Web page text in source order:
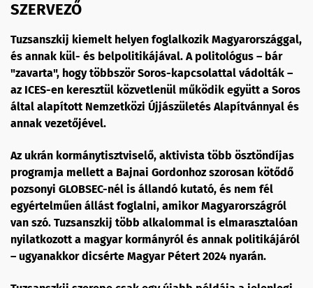
SZERVEZŐ
Tuzsanszkij kiemelt helyen foglalkozik Magyarországgal,
és annak kül- és belpolitikájával. A politológus – bár
"zavarta", hogy többször Soros-kapcsolattal vádolták –
az ICES-en keresztül közvetlenül működik együtt a Soros
által alapított Nemzetközi Újjászületés Alapítvánnyal és
annak vezetőjével.
Az ukrán kormánytisztviselő, aktivista több ösztöndíjas
programja mellett a Bajnai Gordonhoz szorosan kötődő
pozsonyi GLOBSEC-nél is állandó kutató, és nem fél
egyértelműen állást foglalni, amikor Magyarországról
van szó. Tuzsanszkij több alkalommal is elmarasztalóan
nyilatkozott a magyar kormányról és annak politikájáról
– ugyanakkor dicsérte Magyar Pétert 2024 nyarán.